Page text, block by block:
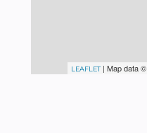
LEAFLET| Map data ©